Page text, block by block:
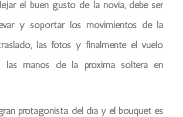
el buen gusto de la novia, debe ser
y soportar los movimientos de la
las fotos y finalmente el vuelo
las manos de la próxima soltera en
protagonista del día y el bouquet es